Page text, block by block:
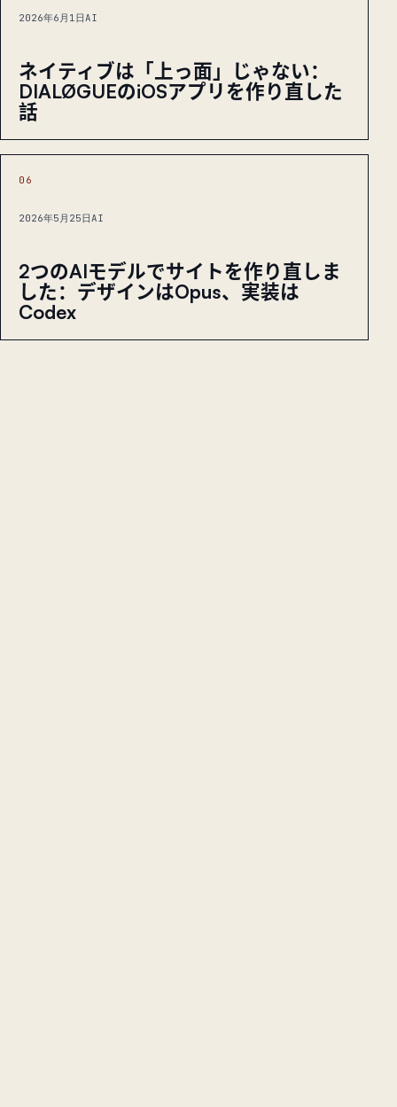
2026年6月1日 AI
ネイティブは「上っ面」じゃない：
DIALØGUEのiOSアプリを作り直した
話
06
2026年5月25日 AI
2つのAIモデルでサイトを作り直しま
した：デザインはOpus、実装は
Codex